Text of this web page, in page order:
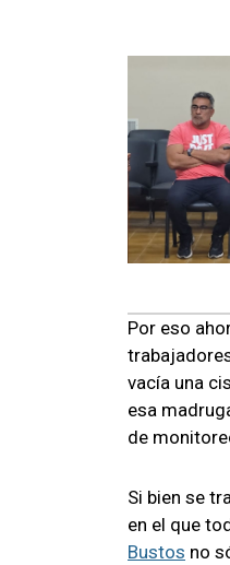
Por eso
vacía una
esa
de
Si bien se
en el que
Bustos no